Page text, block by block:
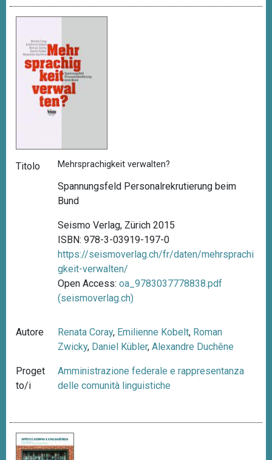
Titolo Mehrsprachigkeit verwalten?
Spannungsfeld Personalrekrutierung beim
Bund
Seismo Verlag, Zürich 2015
ISBN: 978-3-03919-197-0
https://seismoverlag.ch/fr/daten/mehrsprachi
gkeit-verwalten/
Open Access:oa_9783037778838.pdf
(seismoverlag.ch)
Autore Renata Coray, Emilienne Kobelt, Roman
Zwicky, Daniel Kübler,Alexandre Duchêne
Proget
to/i
Amministrazione federale e rappresentanza
delle comunità linguistiche